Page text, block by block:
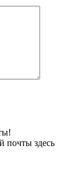
почты здесь